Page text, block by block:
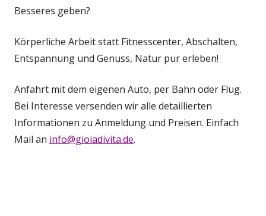
Besseres geben?
Körperliche Arbeit statt Fitnesscenter, Abschalten,
Entspannung und Genuss, Natur pur erleben!
Anfahrt mit dem eigenen Auto, per Bahn oder Flug.
Bei Interesse versenden wir alle detaillierten
Informationen zu Anmeldung und Preisen. Einfach
Mail an info@gioiadivita.de.